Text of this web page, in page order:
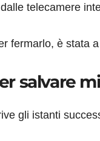
telecamere
fermarlo, è stata
salvare
gli istanti